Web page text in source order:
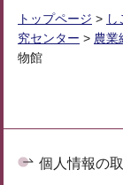
トップページ >
究センター > 農業
物館
個人情報の